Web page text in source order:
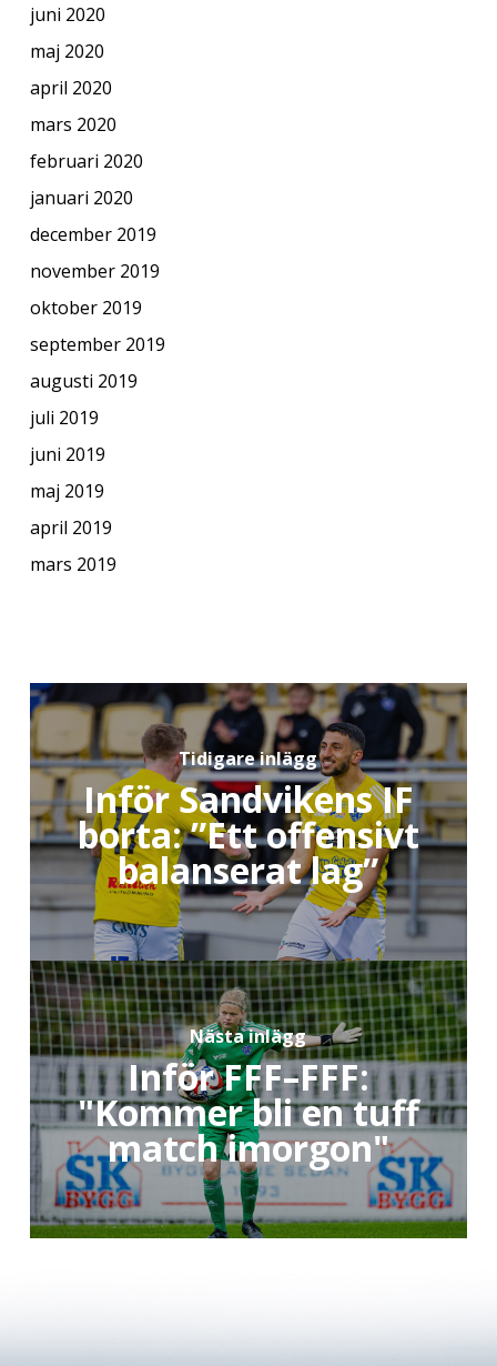
juni 2020
maj 2020
april 2020
mars 2020
februari 2020
januari 2020
december 2019
november 2019
oktober 2019
september 2019
augusti 2019
juli 2019
juni 2019
maj 2019
april 2019
mars 2019
Tidigare inlägg
Inför Sandvikens IF
borta: ”Ett offensivt
balanserat lag”
Nästa inlägg
Inför FFF–FFF:
"Kommer bli en tuff
match imorgon"